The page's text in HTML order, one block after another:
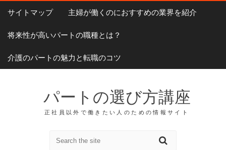
サイトマップ 主婦が働くのにおすすめの業界を紹介
将来性が高いパートの職種とは？
介護のパートの魅力と転職のコツ
パートの選び方講座
正社員以外で働きたい人のための情報サイト